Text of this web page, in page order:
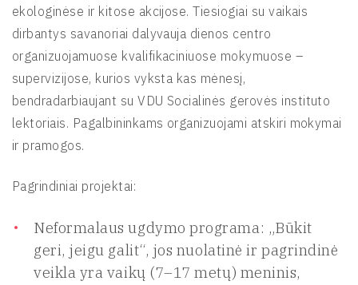
ekologinėse ir kitose akcijose. Tiesiogiai su vaikais
dirbantys savanoriai dalyvauja dienos centro
organizuojamuose kvalifikaciniuose mokymuose –
supervizijose, kurios vyksta kas mėnesį,
bendradarbiaujant su VDU Socialinės gerovės instituto
lektoriais. Pagalbininkams organizuojami atskiri mokymai
ir pramogos.
Pagrindiniai projektai:
Neformalaus ugdymo programa: „Būkit
geri, jeigu galit“, jos nuolatinė ir pagrindinė
veikla yra vaikų (7–17 metų) meninis,